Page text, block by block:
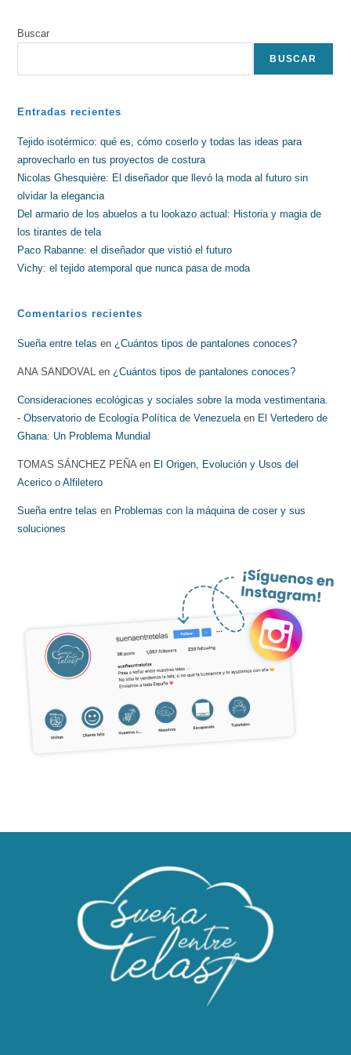
Buscar
BUSCAR
Entradas recientes
Tejido isotérmico: qué es, cómo coserlo y todas las ideas para
aprovecharlo en tus proyectos de costura
Nicolas Ghesquière: El diseñador que llevó la moda al futuro sin
olvidar la elegancia
Del armario de los abuelos a tu lookazo actual: Historia y magia de
los tirantes de tela
Paco Rabanne: el diseñador que vistió el futuro
Vichy: el tejido atemporal que nunca pasa de moda
Comentarios recientes
Sueña entre telas en ¿Cuántos tipos de pantalones conoces?
ANA SANDOVAL en ¿Cuántos tipos de pantalones conoces?
Consideraciones ecológicas y sociales sobre la moda vestimentaria.
- Observatorio de Ecología Política de Venezuela en El Vertedero de
Ghana: Un Problema Mundial
TOMAS SÁNCHEZ PEÑA en El Origen, Evolución y Usos del
Acerico o Alfiletero
Sueña entre telas en Problemas con la máquina de coser y sus
soluciones